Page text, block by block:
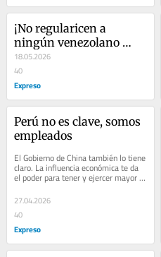
¡No regularicen a
ningún venezolano
más, ilegales fuera!
18.05.2026
40
Expreso
Perú no es clave, somos
empleados
El Gobierno de China también lo tiene
claro. La influencia económica te da
el poder para tener y ejercer mayor
influencia  política. Las potencias...
27.04.2026
40
Expreso